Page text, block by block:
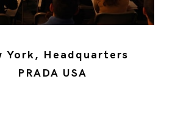
York, Headquarters
PRADA USA